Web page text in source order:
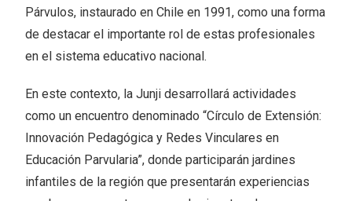
Párvulos, instaurado en Chile en 1991, como una forma
de destacar el importante rol de estas profesionales
en el sistema educativo nacional.
En este contexto, la Junji desarrollará actividades
como un encuentro denominado “Círculo de Extensión:
Innovación Pedagógica y Redes Vinculares en
Educación Parvularia”, donde participarán jardines
infantiles de la región que presentarán experiencias